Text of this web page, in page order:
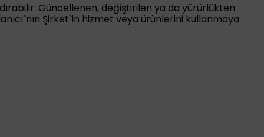
Güncellenen, değiştirilen ya da yürürlükten
Şirket`in hizmet veya ürünlerini kullanmaya